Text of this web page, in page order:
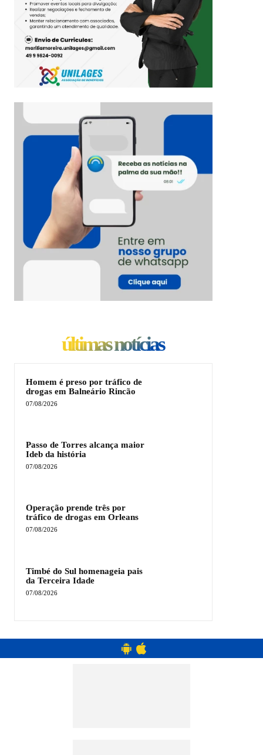
últimas notícias
Homem é preso por tráfico de
drogas em Balneário Rincão
07/08/2026
Passo de Torres alcança maior
Ideb da história
07/08/2026
Operação prende três por
tráfico de drogas em Orleans
07/08/2026
Timbé do Sul homenageia pais
da Terceira Idade
07/08/2026